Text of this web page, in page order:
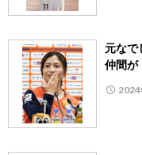
元なで
仲間が
2024